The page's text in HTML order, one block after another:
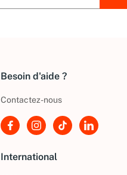
Besoin d'aide ?
Contactez-nous
International